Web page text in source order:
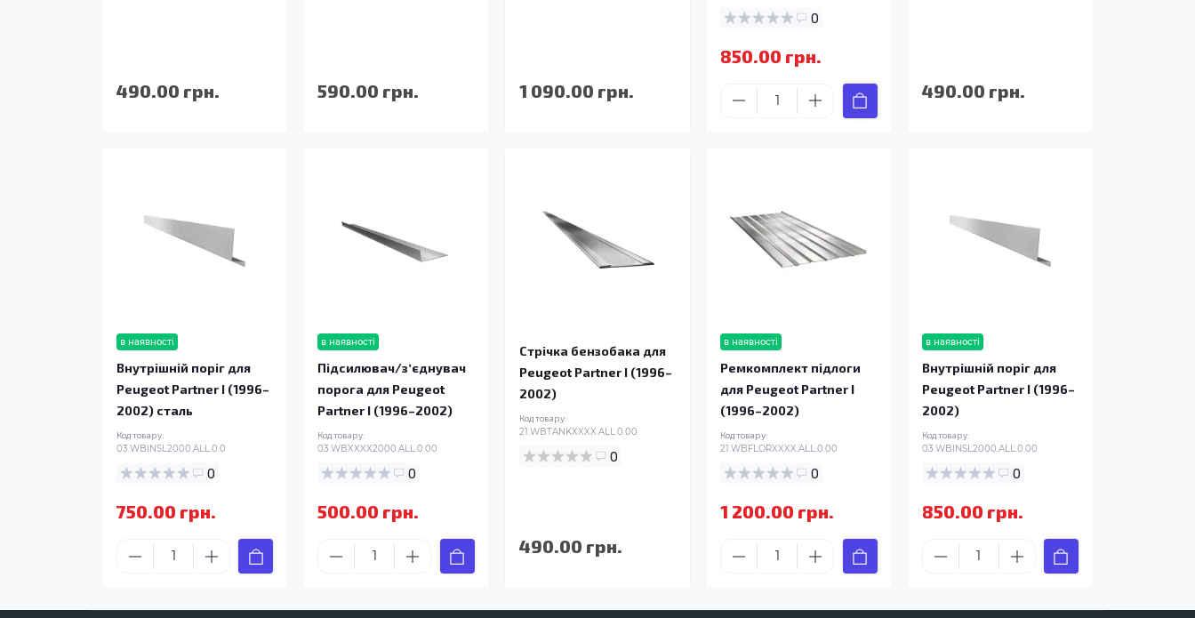
490.00 грн. 590.00 грн. 1 090.00 грн.
0
850.00 грн.
490.00 грн.
в наявності
Внутрішній поріг для
Peugeot Partner I (1996–
2002) сталь
Код товару:
03.WBINSL2000.ALL.0.0
0
750.00 грн.
в наявності
Підсилювач/зʼєднувач
порога для Peugeot
Partner I (1996–2002)
Код товару:
03.WBXXXX2000.ALL.0.00
0
500.00 грн.
Стрічка бензобака для
Peugeot Partner I (1996–
2002)
Код товару:
21.WBTANKXXXX.ALL.0.00
0
490.00 грн.
в наявності
Ремкомплект підлоги
для Peugeot Partner I
(1996–2002)
Код товару:
21.WBFLORXXXX.ALL.0.00
0
1 200.00 грн.
в наявності
Внутрішній поріг для
Peugeot Partner I (1996–
2002)
Код товару:
03.WBINSL2000.ALL.0.00
0
850.00 грн.